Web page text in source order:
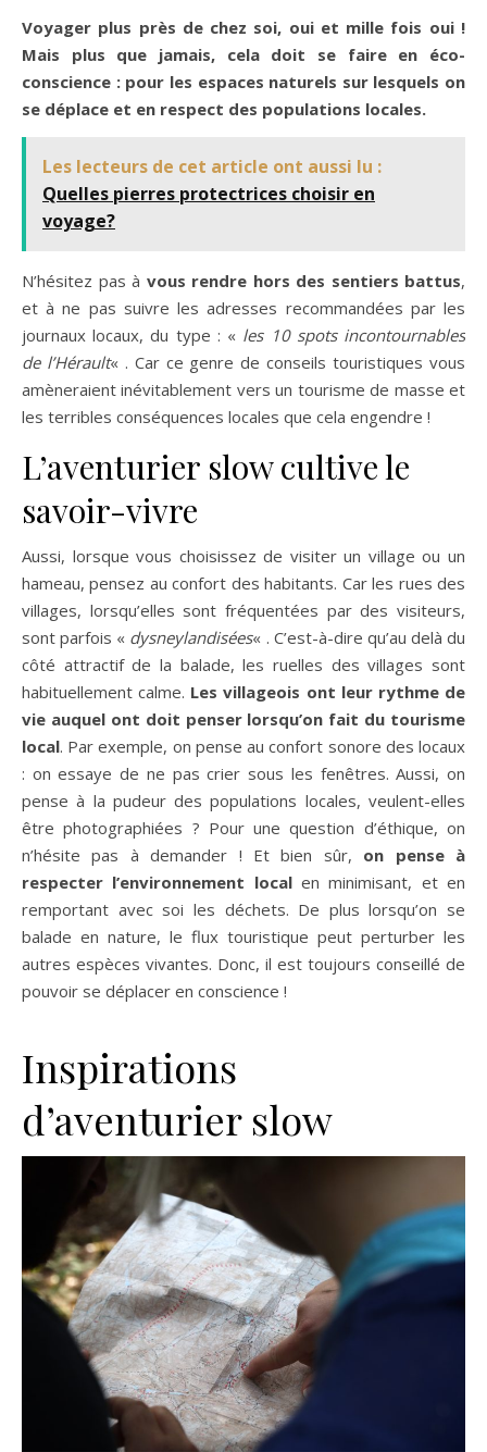
Voyager plus près de chez soi, oui et mille fois oui !
Mais plus que jamais, cela doit se faire en éco-
conscience : pour les espaces naturels sur lesquels on
se déplace et en respect des populations locales.
Les lecteurs de cet article ont aussi lu :
Quelles pierres protectrices choisir en
voyage?
N’hésitez pas à vous rendre hors des sentiers battus,
et à ne pas suivre les adresses recommandées par les
journaux locaux, du type : « les 10 spots incontournables
de l’Hérault« . Car ce genre de conseils touristiques vous
amèneraient inévitablement vers un tourisme de masse et
les terribles conséquences locales que cela engendre !
L’aventurier slow cultive le
savoir-vivre
Aussi, lorsque vous choisissez de visiter un village ou un
hameau, pensez au confort des habitants. Car les rues des
villages, lorsqu’elles sont fréquentées par des visiteurs,
sont parfois « dysneylandisées« . C’est-à-dire qu’au delà du
côté attractif de la balade, les ruelles des villages sont
habituellement calme. Les villageois ont leur rythme de
vie auquel ont doit penser lorsqu’on fait du tourisme
local. Par exemple, on pense au confort sonore des locaux
: on essaye de ne pas crier sous les fenêtres. Aussi, on
pense à la pudeur des populations locales, veulent-elles
être photographiées ? Pour une question d’éthique, on
n’hésite pas à demander ! Et bien sûr, on pense à
respecter l’environnement local en minimisant, et en
remportant avec soi les déchets. De plus lorsqu’on se
balade en nature, le flux touristique peut perturber les
autres espèces vivantes. Donc, il est toujours conseillé de
pouvoir se déplacer en conscience !
Inspirations
d’aventurier slow